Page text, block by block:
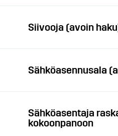
Siivooja (avoin
Sähköasennusala
Sähköasentaja
kokoonpanoon